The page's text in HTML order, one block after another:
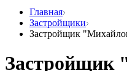
Главная
Застройщики
Застройщик
Застройщик